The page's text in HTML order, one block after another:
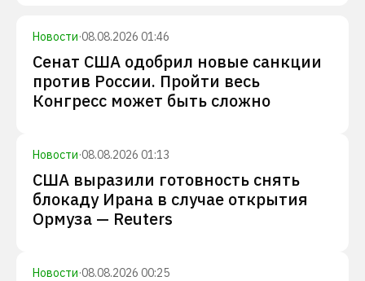
Новости·08.08.2026 01:46
Сенат США одобрил новые санкции
против России. Пройти весь
Конгресс может быть сложно
Новости·08.08.2026 01:13
США выразили готовность снять
блокаду Ирана в случае открытия
Ормуза — Reuters
Новости·08.08.2026 00:25